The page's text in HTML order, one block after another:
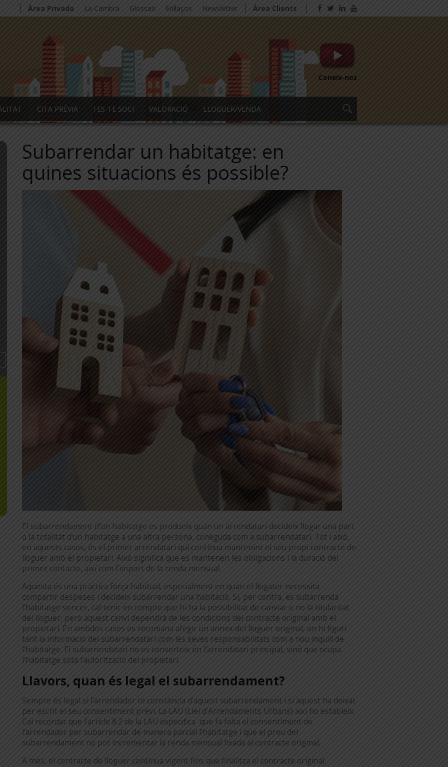
Àrea Privada La Cambra Glossari Enllaços Newsletter Àrea Clients
Coneix-nos
CITA PRÈVIA FES-TE SOCI VALORACIÓ LLOGUER/VENDA
Subarrendar un habitatge: en
quines situacions és possible?
El subarrendament d’un habitatge es produeix quan un arrendatari decideix llogar una part
o la totalitat d’un habitatge a una altra persona, coneguda com a subarrendatari. Tot i això,
en aquests casos, és el primer arrendatari qui continua mantenint el seu propi contracte de
lloguer amb el propietari. Això significa que es mantenen les obligacions i la duració del
primer contacte, així com l’import de la renda mensual.
Aquesta és una pràctica força habitual, especialment en quan el llogater necessita
compartir despeses i decideix subarrendar una habitació. Si, per contra, es subarrenda
l’habitatge sencer, cal tenir en compte que hi ha la possibilitat de canviar o no la titularitat
del lloguer, però aquest canvi dependrà de les condicions del contracte original amb el
propietari. En ambdós casos es recomana afegir un annex del lloguer original, on hi figuri
tant la informació del subarrendatari com les seves responsabilitats com a nou inquilí de
l’habitatge. El subarrendatari no es converteix en l’arrendatari principal, sinó que ocupa
l’habitatge sota l’autorització del propietari.
Llavors, quan és legal el subarrendament?
Sempre és legal si l’arrendador té constància d’aquest subarrendament i si aquest ha deixat
per escrit el seu consentiment previ. La LAU (Llei d’Arrendaments Urbans) així ho estableix.
Cal recordar que l’article 8.2 de la LAU especifica que fa falta el consentiment de
l’arrendador per subarrendar de manera parcial l’habitatge i que el preu del
subarrendament no pot incrementar la renda mensual fixada al contracte original.
A més, el contracte de lloguer continua vigent fins que finalitza el contracte original.